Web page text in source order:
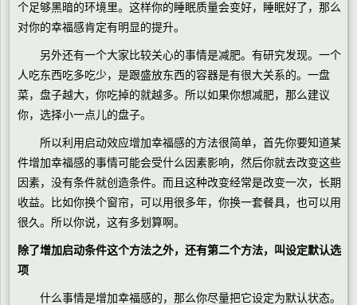
个足够黑暗的环境里。这样你的睡眠质量会变好，睡眠好了，那么
对你的幸福感肯定有明显的提升。
另外还有一个大家比较关心的事情是减肥。有研究发现。一个
人吃东西吃多吃少，是跟盛放东西的容器是有很大关系的。一盘
菜，盘子越大，你吃掉的就越多。所以如果你想减肥，那么建议
你，选择小一点儿的盘子。
所以利用启动效应增加幸福感的方法很简单，首先你要知道某
件增加幸福感的事情可能会受什么因素影响，然后你就去改变这些
因素，没有条件就创造条件。而且这种改变经常是改变一次，长期
收益。比如你换个窗帘，可以用很多年，你换一套餐具，也可以用
很久。所以你说，这有多划算啊。
除了增加启动条件这个方法之外，还有第二个方法，叫设定默认选
项
什么事情是增加幸福感的，那么你尽量把它设定为默认状态。